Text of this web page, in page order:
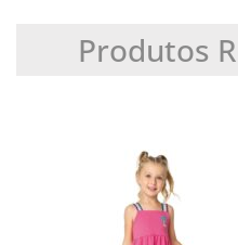
Produtos